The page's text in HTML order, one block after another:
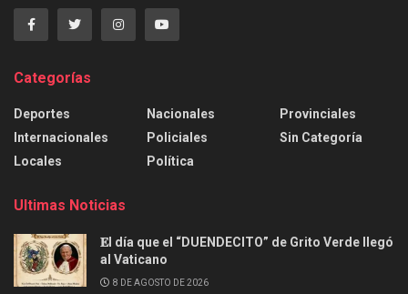
Categorías
Deportes
Internacionales
Locales
Nacionales
Policiales
Política
Provinciales
Sin Categoría
Ultimas Noticias
𝐄l día que el “DUENDECITO” de Grito Verde llegó
al Vaticano
8 DE AGOSTO DE 2026